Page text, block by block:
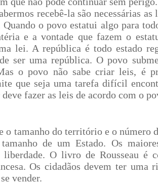
recebê-la são necessárias
o povo estatui algo para
e a vontade que fazem o
lei. A república é todo estado
ser uma república. O povo
o povo não sabe criar leis, é
que seja uma tarefa difícil
fazer as leis de acordo com o
o tamanho do território e o número
de um Estado. Os
liberdade. O livro de Rousseau é
Os cidadãos devem ter uma
vender.